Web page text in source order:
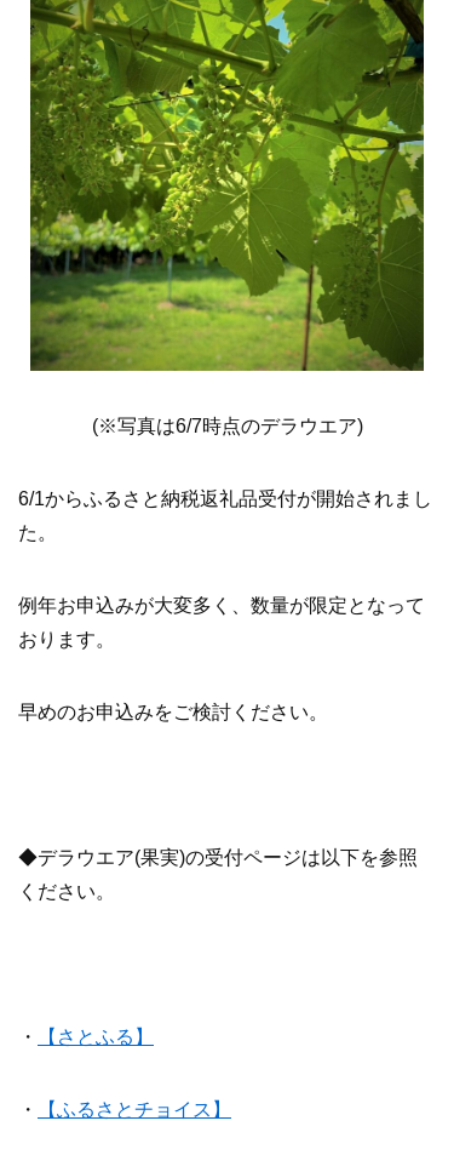
(※写真は6/7時点のデラウエア)
6/1からふるさと納税返礼品受付が開始されまし
た。
例年お申込みが大変多く、数量が限定となって
おります。
早めのお申込みをご検討ください。
◆デラウエア(果実)の受付ページは以下を参照
ください。
・ 【さとふる】
・ 【ふるさとチョイス】